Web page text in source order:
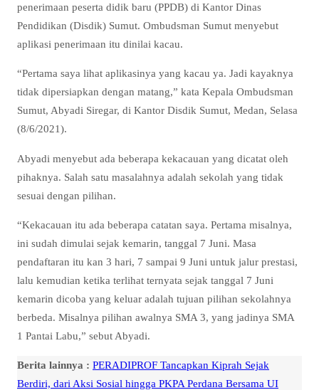
penerimaan peserta didik baru (PPDB) di Kantor Dinas
Pendidikan (Disdik) Sumut. Ombudsman Sumut menyebut
aplikasi penerimaan itu dinilai kacau.
“Pertama saya lihat aplikasinya yang kacau ya. Jadi kayaknya
tidak dipersiapkan dengan matang,” kata Kepala Ombudsman
Sumut, Abyadi Siregar, di Kantor Disdik Sumut, Medan, Selasa
(8/6/2021).
Abyadi menyebut ada beberapa kekacauan yang dicatat oleh
pihaknya. Salah satu masalahnya adalah sekolah yang tidak
sesuai dengan pilihan.
“Kekacauan itu ada beberapa catatan saya. Pertama misalnya,
ini sudah dimulai sejak kemarin, tanggal 7 Juni. Masa
pendaftaran itu kan 3 hari, 7 sampai 9 Juni untuk jalur prestasi,
lalu kemudian ketika terlihat ternyata sejak tanggal 7 Juni
kemarin dicoba yang keluar adalah tujuan pilihan sekolahnya
berbeda. Misalnya pilihan awalnya SMA 3, yang jadinya SMA
1 Pantai Labu,” sebut Abyadi.
Berita lainnya : PERADIPROF Tancapkan Kiprah Sejak
Berdiri, dari Aksi Sosial hingga PKPA Perdana Bersama UI